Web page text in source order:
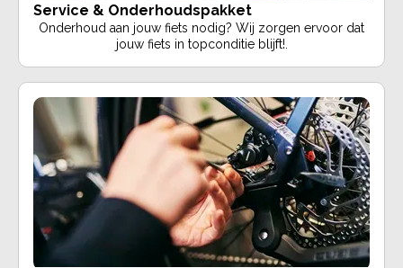
Service & Onderhoudspakket
Onderhoud aan jouw fiets nodig? Wij zorgen ervoor dat
jouw fiets in topconditie blijft!.